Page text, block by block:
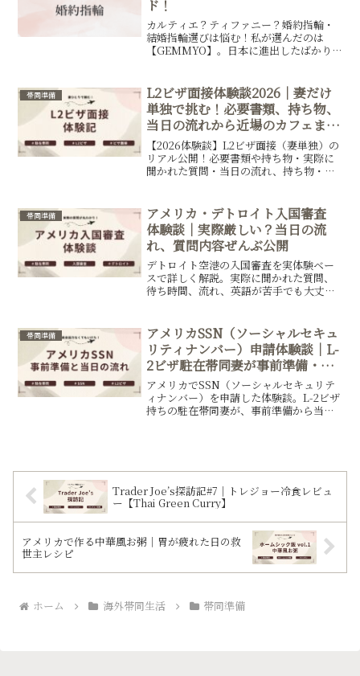
ド！
カルティエ？ティファニー？婚約指輪・
結婚指輪選びは悩む！私が選んだのは
【GEMMYO】。日本に進出したばかり
ービスなどについて書いた記事です。
帯同準備
L2ビザ面接体験談2026｜妻だけ
単独で挑む！必要書類、持ち物、
当日の流れから近場のカフェまで
共有！
【2026体験談】L2ビザ面接（妻単独）の
リアル公開！必要書類や持ち物・実際に
聞かれた質問・当日の流れ、持ち物・注
帯同準備
アメリカ・デトロイト入国審査
体験談｜実際厳しい？当日の流
れ、質問内容ぜんぶ公開
デトロイト空港の入国審査を実体験ベー
スで詳しく解説。実際に聞かれた質問、
待ち時間、流れ、英語が苦手でも大丈夫
も解消されたら嬉しいです。
帯同準備
アメリカSSN（ソーシャルセキュ
リティナンバー）申請体験談｜L-
2ビザ駐在帯同妻が事前準備・当
日の流れを解説
アメリカでSSN（ソーシャルセキュリテ
ィナンバー）を申請した体験談。L-2ビザ
持ちの駐在帯同妻が、事前準備から当日
Trader Joe’s探訪記#7｜トレジョー冷食レビュ
ー【Thai Green Curry】
アメリカで作る中華風お粥｜胃が疲れた日の救
世主レシピ
ホーム 海外帯同生活 帯同準備